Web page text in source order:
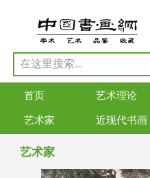
首页 艺术理论
艺术家 近现代书画
艺术家